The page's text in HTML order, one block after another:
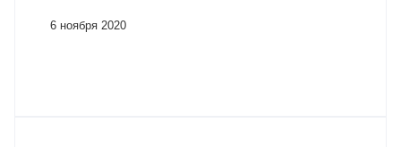
6 ноября 2020